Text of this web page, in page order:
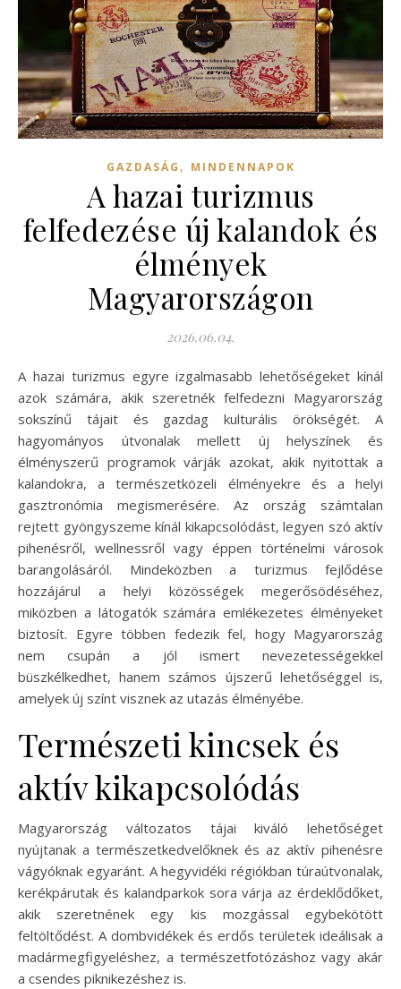
GAZDASÁG , MINDENNAPOK
A hazai turizmus
felfedezése új kalandok és
élmények
Magyarországon
2026.06.04.
A hazai turizmus egyre izgalmasabb lehetőségeket kínál
azok számára, akik szeretnék felfedezni Magyarország
sokszínű tájait és gazdag kulturális örökségét. A
hagyományos útvonalak mellett új helyszínek és
élményszerű programok várják azokat, akik nyitottak a
kalandokra, a természetközeli élményekre és a helyi
gasztronómia megismerésére. Az ország számtalan
rejtett gyöngyszeme kínál kikapcsolódást, legyen szó aktív
pihenésről, wellnessről vagy éppen történelmi városok
barangolásáról. Mindeközben a turizmus fejlődése
hozzájárul a helyi közösségek megerősödéséhez,
miközben a látogatók számára emlékezetes élményeket
biztosít. Egyre többen fedezik fel, hogy Magyarország
nem csupán a jól ismert nevezetességekkel
büszkélkedhet, hanem számos újszerű lehetőséggel is,
amelyek új színt visznek az utazás élményébe.
Természeti kincsek és
aktív kikapcsolódás
Magyarország változatos tájai kiváló lehetőséget
nyújtanak a természetkedvelőknek és az aktív pihenésre
vágyóknak egyaránt. A hegyvidéki régiókban túraútvonalak,
kerékpárutak és kalandparkok sora várja az érdeklődőket,
akik szeretnének egy kis mozgással egybekötött
feltöltődést. A dombvidékek és erdős területek ideálisak a
madármegfigyeléshez, a természetfotózáshoz vagy akár
a csendes piknikezéshez is.